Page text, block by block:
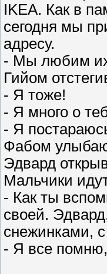
IKEA. Как в
сегодня мы
адресу.
- Мы любим
Гийом
- Я тоже!
- Я много о
- Я
Фабом
Эдвард
Мальчики
- Как ты
своей.
снежинками,
- Я все